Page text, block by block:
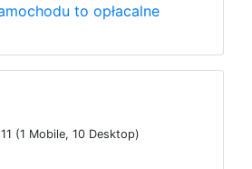
to opłacalne
(1 Mobile, 10 Desktop)